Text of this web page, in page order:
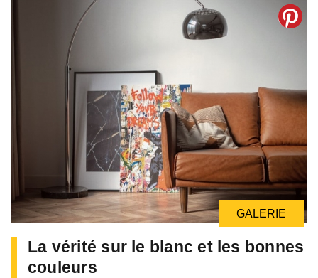
GALERIE
La vérité sur le blanc et les bonnes
couleurs